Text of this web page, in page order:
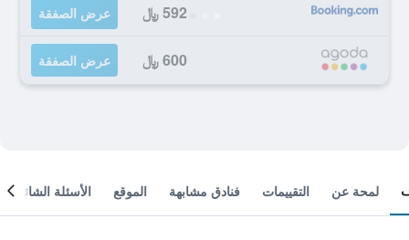
592 ﷼ عرض الصفقة
600 ﷼ عرض الصفقة
لمحة عن التقييمات فنادق مشابهة الموقع الأسئلة الشائعة